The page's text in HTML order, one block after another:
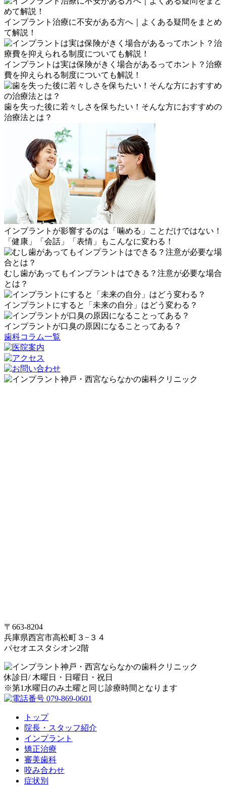
インプラント治療に不安がある方へ｜よくある疑問をまとめ
て解説！
インプラントは実は保険がきく場合があるってホント？治療
費を抑えられる制度についても解説！
歯を失った後に若々しさを保ちたい！そんな方におすすめの
治療法とは？
インプラントが影響するのは「噛める」ことだけではない！
「健康」「会話」「表情」もこんなに変わる！
むし歯があってもインプラントはできる？注意が必要な場合
とは？
インプラントにすると「未来の自分」はどう変わる？
インプラントが口臭の原因になることってある？
歯科コラム一覧
〒663-8204
兵庫県西宮市高松町３−３４
パセオエスタシオン2階
休診日/ 木曜日・日曜日・祝日
※第1水曜日のみ土曜と同じ診療時間となります
トップ
院長・スタッフ紹介
インプラント
矯正治療
審美歯科
咬み合わせ
症状別